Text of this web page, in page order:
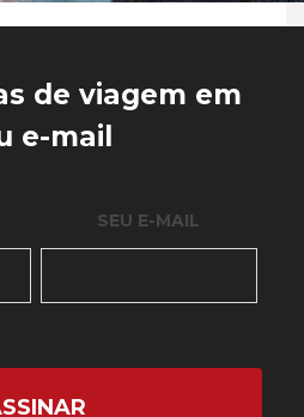
de viagem em
e-mail
SEU E-MAIL